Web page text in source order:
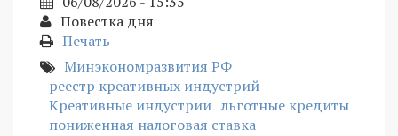
Повестка дня
Печать
Минэкономразвития РФ
реестр креативных индустрий
Креативные индустрии льготные кредиты
пониженная налоговая ставка